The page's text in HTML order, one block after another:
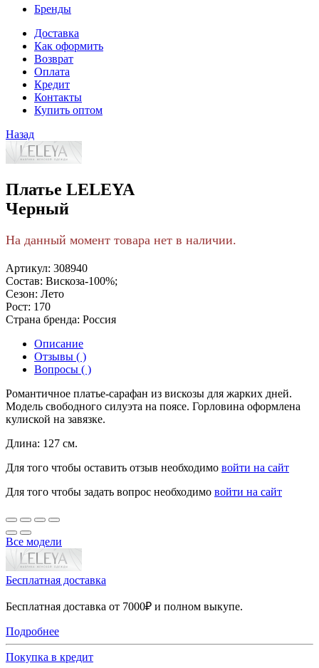
Бренды
Доставка
Как оформить
Возврат
Оплата
Кредит
Контакты
Купить оптом
Назад
Платье LELEYA
Черный
На данный момент товара нет в наличии.
Артикул: 308940
Состав: Вискоза-100%;
Сезон: Лето
Рост: 170
Страна бренда: Россия
Описание
Отзывы ( )
Вопросы ( )
Романтичное платье-сарафан из вискозы для жарких дней.
Модель свободного силуэта на поясе. Горловина оформлена
кулиской на завязке.
Длина: 127 см.
Для того чтобы оставить отзыв необходимо войти на сайт
Для того чтобы задать вопрос необходимо войти на сайт
Все модели
Бесплатная доставка
Бесплатная доставка от 7000₽ и полном выкупе.
Подробнее
Покупка в кредит